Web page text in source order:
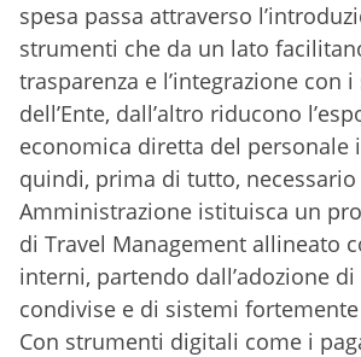
spesa passa attraverso
strumenti che da un lato
trasparenza e l’integrazione con
dell’Ente, dall’altro riducono
economica diretta del personale
quindi, prima di tutto,
Amministrazione istituisca un
di Travel Management allineato
interni, partendo dall’adozione
condivise e di sistemi
Con strumenti digitali come i